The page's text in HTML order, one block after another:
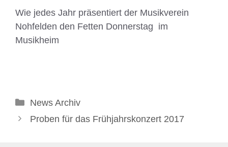
Wie jedes Jahr präsentiert der Musikverein
Nohfelden den Fetten Donnerstag im
Musikheim
Kategorien
News Archiv
Proben für das Frühjahrskonzert 2017